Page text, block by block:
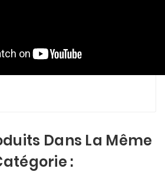
Dans La Même
: